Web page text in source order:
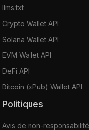
llms.txt
Crypto Wallet API
Solana Wallet API
EVM Wallet API
DeFi API
Bitcoin (xPub) Wallet API
Politiques
Avis de non-responsabilité